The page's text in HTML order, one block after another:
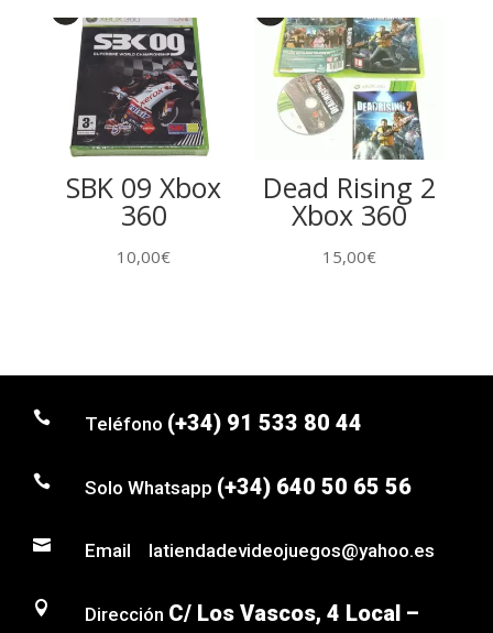
SBK 09 Xbox
360
10,00€
Dead Rising 2
Xbox 360
15,00€
 Teléfono (+34) 91 533 80 44
 Solo Whatsapp (+34) 640 50 65 56
 Email latiendadevideojuegos@yahoo.es
 Dirección C/ Los Vascos, 4 Local –